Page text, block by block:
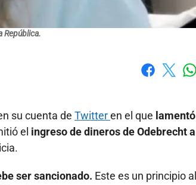
República.
su cuenta de Twitteren el que lamentó
el ingreso de dineros de Odebrecht a
ser sancionado. Este es un principio al